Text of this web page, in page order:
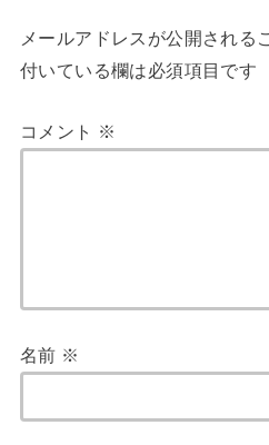
メールアドレスが公開される
付いている欄は必須項目です
コメント ※
名前 ※